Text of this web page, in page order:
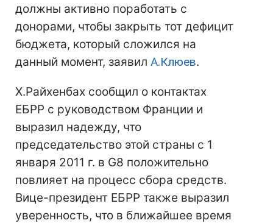
должны активно поработать с
донорами, чтобы закрыть тот дефицит
бюджета, который сложился на
данный момент, заявил А.Клюев.
Х.Райхенбах сообщил о контактах
ЕБРР с руководством Франции и
выразил надежду, что
председательство этой страны с 1
января 2011 г. в G8 положительно
повлияет на процесс сбора средств.
Вице-президент ЕБРР также выразил
уверенность, что в ближайшее время